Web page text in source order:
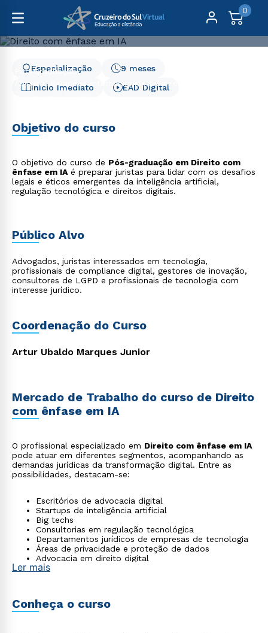
0
Pós-Graduação
Direito, Relações Internacionais e Ciência Política
Direito com ênfase em IA
Início Imediato
9 meses
Especialização
EAD Digital
Objetivo do curso
O objetivo do curso de Pós-graduação em Direito com
ênfase em IA é preparar juristas para lidar com os desafios
legais e éticos emergentes da inteligência artificial,
regulação tecnológica e direitos digitais.
Público Alvo
Advogados, juristas interessados em tecnologia,
profissionais de compliance digital, gestores de inovação,
consultores de LGPD e profissionais de tecnologia com
interesse jurídico.
Coordenação do Curso
Artur Ubaldo Marques Junior
Mercado de Trabalho do curso de Direito
com ênfase em IA
O profissional especializado em Direito com ênfase em IA
pode atuar em diferentes segmentos, acompanhando as
demandas jurídicas da transformação digital. Entre as
possibilidades, destacam-se:
Escritórios de advocacia digital
Startups de inteligência artificial
Big techs
Consultorias em regulação tecnológica
Departamentos jurídicos de empresas de tecnologia
Áreas de privacidade e proteção de dados
Advocacia em direito digital
Ler mais
Conheça o curso